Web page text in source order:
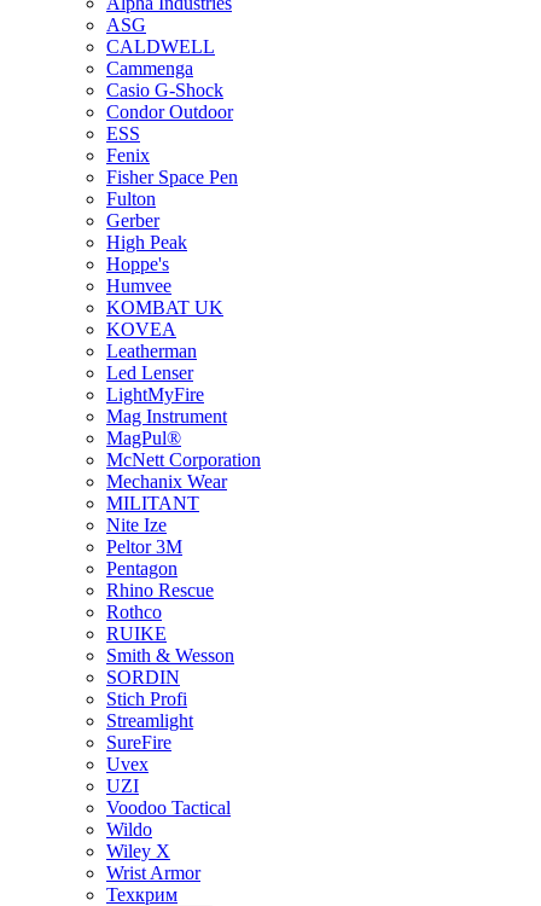
ASG
CALDWELL
Cammenga
Casio G-Shock
Condor Outdoor
ESS
Fenix
Fisher Space Pen
Fulton
Gerber
High Peak
Hoppe's
Humvee
KOMBAT UK
KOVEA
Leatherman
Led Lenser
LightMyFire
Mag Instrument
MagPul®
McNett Corporation
Mechanix Wear
MILITANT
Nite Ize
Peltor 3M
Pentagon
Rhino Rescue
Rothco
RUIKE
Smith & Wesson
SORDIN
Stich Profi
Streamlight
SureFire
Uvex
UZI
Voodoo Tactical
Wildo
Wiley X
Wrist Armor
Техкрим